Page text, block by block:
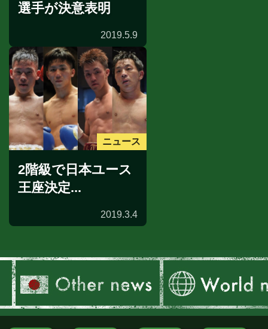
選手が決意表明
2019.5.9
ニュース
2階級で日本ユース
王座決定...
2019.3.4